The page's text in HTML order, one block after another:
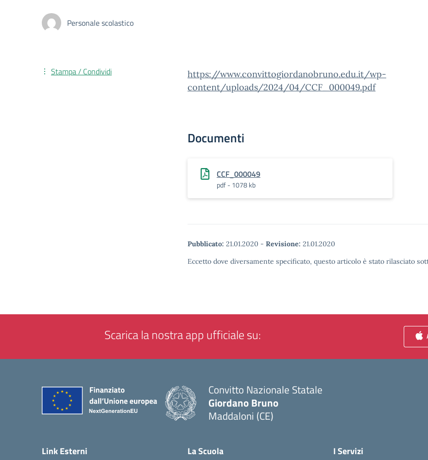
Personale scolastico
https://www.convittogiordanobruno.edu.it/wp-
content/uploads/2024/04/CCF_000049.pdf
Documenti
CCF_000049
pdf - 1078 kb
Pubblicato: 21.01.2020 - Revisione: 21.01.2020
Eccetto dove diversamente specificato, questo articolo è stato rilasciato
Stampa / Condividi
Scarica la nostra app ufficiale su:
Convitto Nazionale Statale
Giordano Bruno
Maddaloni (CE)
Link Esterni La Scuola I Servizi